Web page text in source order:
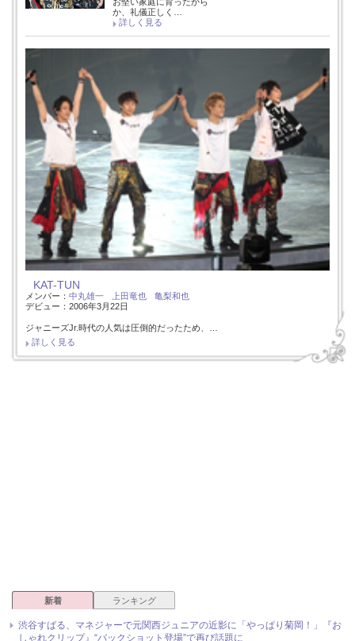
か、礼儀正しく…
詳しく見る
KAT-TUN
メンバー： 中丸雄一 上田竜也
亀梨和也
デビュー：2006年3月22日
ジャニーズJr.時代の人気は圧倒的だったため、…
詳しく見る
新着 ランキング
渋谷すばる、マネジャーで元関西ジュニアの近影に「やっぱり菊岡！」『お
しゃれクリップ』“バックショット登場”で再び話題に